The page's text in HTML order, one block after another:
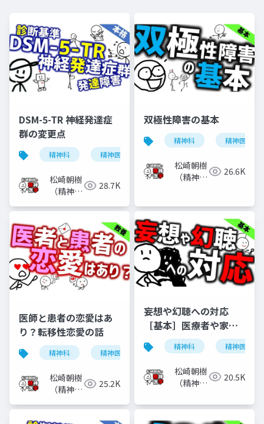
DSM-5-TR 神経発達症
群の変更点
精神科 精神医学
松崎朝樹
（精神科
28.7K
双極性障害の基本
精神科 精神医学
松崎朝樹
（精神科
26.6K
医師と患者の恋愛はあ
り？転移性恋愛の話
精神科 精神医学 転移性恋愛 恋愛
松崎朝樹
（精神科
25.2K
妄想や幻聴への対応
［基本］医療者や家族
などがどう対応すべき
か
精神科 精神医学
松崎朝樹
（精神科
20.5K